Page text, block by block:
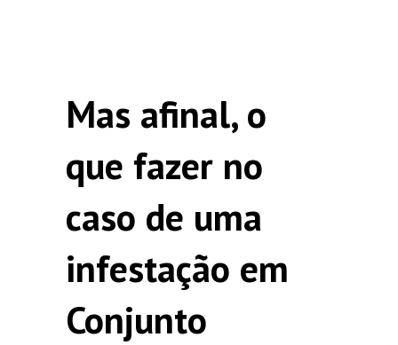
Mas afinal, o
que fazer no
caso de uma
infestação em
Conjunto